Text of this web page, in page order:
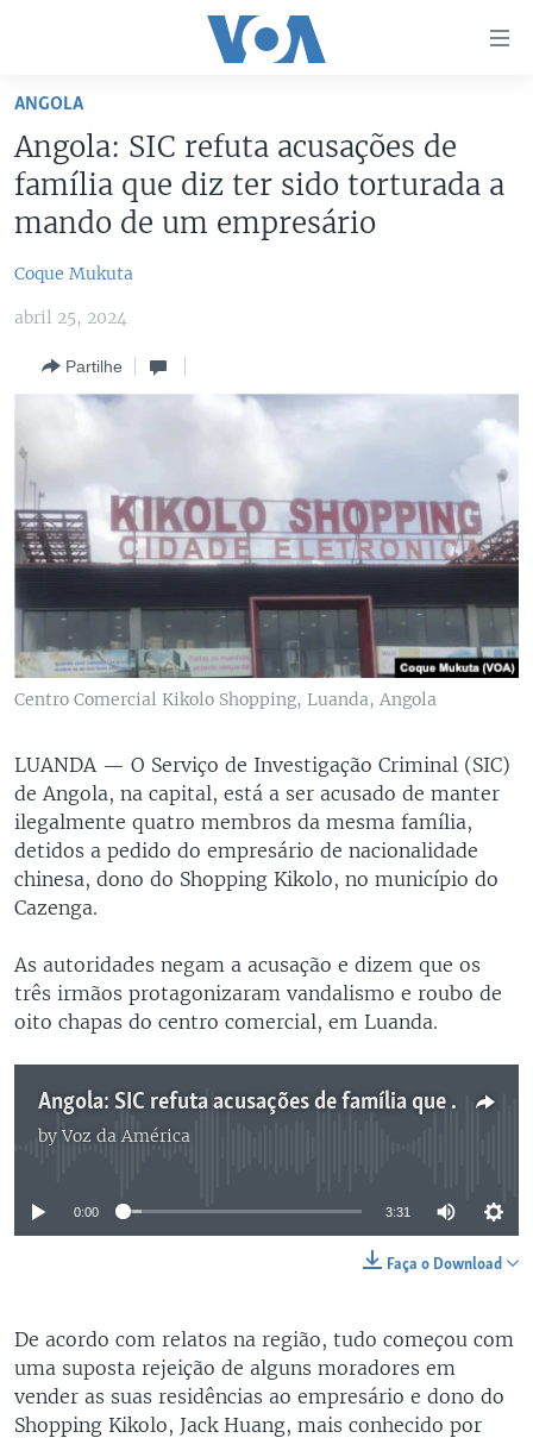
Acesso
para
artigo
principal
para
principal
ANGOLA
MOÇAMBIQUE
AFRICA AGORA
SAÚDE EM FOCO
VOA 60 CLIMA
SIGA-NOS
Línguas
ANGOLA
Angola: SIC refuta acusações de
família que diz ter sido torturada a
mando de um empresário
Coque Mukuta
abril 25, 2024
Partilhe
Centro Comercial Kikolo Shopping, Luanda, Angola
LUANDA — O Serviço de Investigação Criminal (SIC)
de Angola, na capital, está a ser acusado de manter
ilegalmente quatro membros da mesma família,
detidos a pedido do empresário de nacionalidade
chinesa, dono do Shopping Kikolo, no município do
Cazenga.
As autoridades negam a acusação e dizem que os
três irmãos protagonizaram vandalismo e roubo de
oito chapas do centro comercial, em Luanda.
Angola: SIC refuta acusações de família que diz ter sido torturada em concluiu com um empresário em Luanda
byVoz da América
No media source currently available
0:00 3:31
Faça o Download
De acordo com relatos na região, tudo começou com
uma suposta rejeição de alguns moradores em
vender as suas residências ao empresário e dono do
Shopping Kikolo, Jack Huang, mais conhecido por